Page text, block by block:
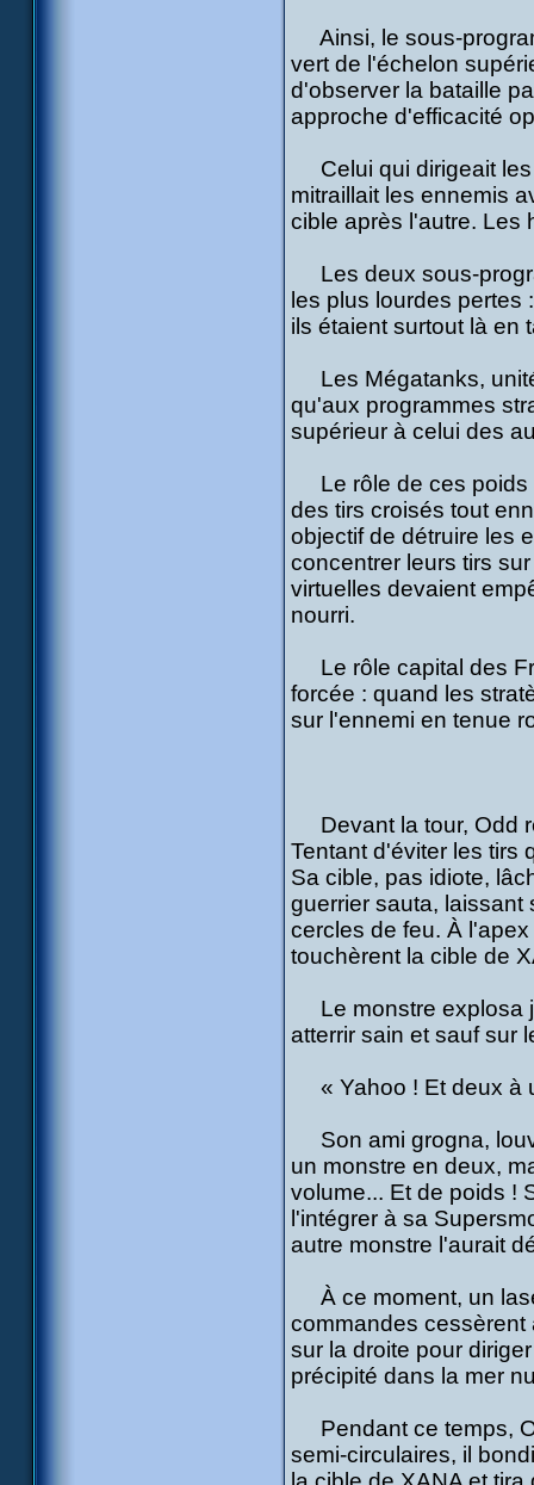
Ainsi, le sous-
vert de l'échelon
d'observer la bataille
approche d'efficacité
Celui qui dirigeait les
mitraillait les ennemis
cible après l'autre. Les
Les deux sous-
les plus lourdes pertes
ils étaient surtout là en
Les Mégatanks,
qu'aux programmes
supérieur à celui des
Le rôle de ces poids
des tirs croisés tout
objectif de détruire les
concentrer leurs tirs
virtuelles devaient
nourri.
Le rôle capital des
forcée : quand les
sur l'ennemi en tenue
Devant la tour, Odd
Tentant d'éviter les tirs
Sa cible, pas idiote,
guerrier sauta,
cercles de feu. À
touchèrent la cible de
Le monstre explosa
atterrir sain et sauf sur
« Yahoo ! Et deux à
Son ami grogna,
un monstre en deux,
volume... Et de poids !
l'intégrer à sa
autre monstre l'aurait
À ce moment, un
commandes cessèrent
sur la droite pour
précipité dans la mer
Pendant ce temps,
semi-circulaires, il